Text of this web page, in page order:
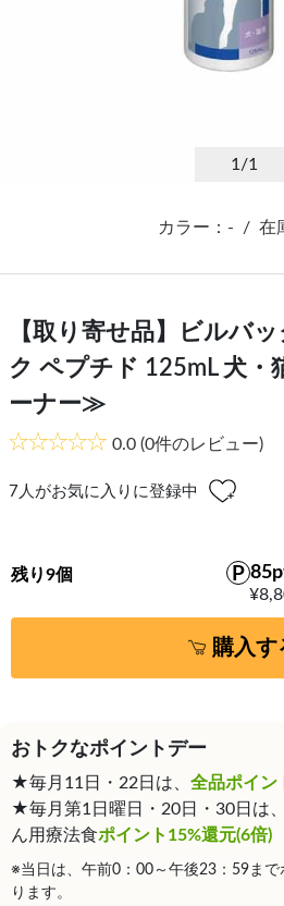
1 /1
カラー：- / 在
【取り寄せ品】ビルバ
ク ペプチド 125mL 犬・
ーナー≫
0.0 (0件のレビュー)
7 人がお気に入りに登録中
残り9個
購入す
おトクなポイントデー
★毎月11日・22日は、 全品ポイン
★毎月第1日曜日・20日・30日は
ん用療法食ポイント15%還元(6倍)
※当日は、午前0：00～午後23：59ま
ります。